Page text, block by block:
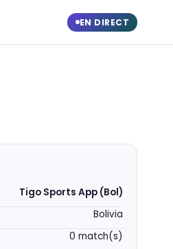
EN DIRECT
Tigo Sports App (Bol)
Bolivia
0 match(s)